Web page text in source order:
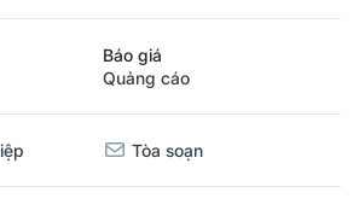
Báo giá
Quảng cáo
Tòa soạn